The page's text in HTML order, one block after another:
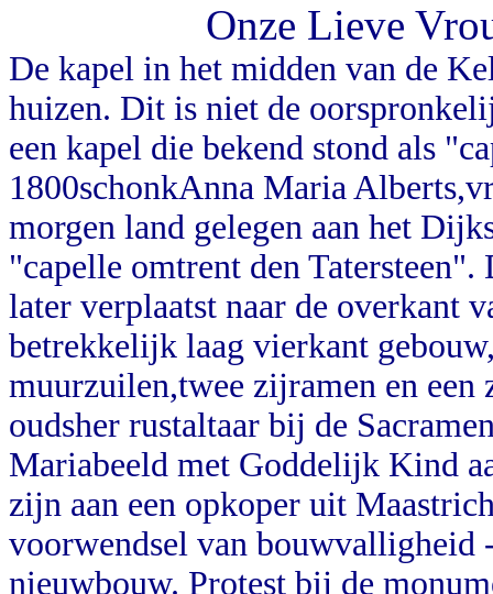
Onze Lieve
De kapel in het midden van de
huizen. Dit is niet de
een kapel die bekend stond als
1800schonkAnna Maria
morgen land gelegen aan het
"capelle omtrent den Tatersteen".
later verplaatst naar de overkant
betrekkelijk laag vierkant
muurzuilen,twee zijramen en een
oudsher rustaltaar bij de
Mariabeeld met Goddelijk Kind
zijn aan een opkoper uit
voorwendsel van bouwvalligheid
nieuwbouw. Protest bij de